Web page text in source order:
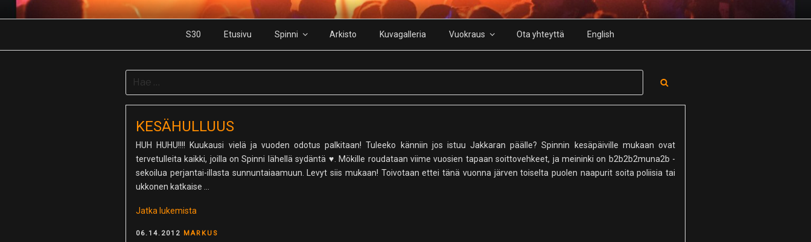
Skip
to
S30 Etusivu Spinni Arkisto Kuvagalleria Vuokraus Ota yhteyttä English
Search
for:
KESÄHULLUUS
HUH HUHU!!!! Kuukausi vielä ja vuoden odotus palkitaan! Tuleeko känniin jos istuu Jakkaran päälle? Spinnin kesäpäiville mukaan ovat
tervetulleita kaikki, joilla on Spinni lähellä sydäntä ♥. Mökille roudataan viime vuosien tapaan soittovehkeet, ja meininki on b2b2b2muna2b -
sekoilua perjantai-illasta sunnuntaiaamuun. Levyt siis mukaan! Toivotaan ettei tänä vuonna järven toiselta puolen naapurit soita poliisia tai
ukkonen katkaise …
Jatka lukemista
POSTED
06.14.2012 MARKUS